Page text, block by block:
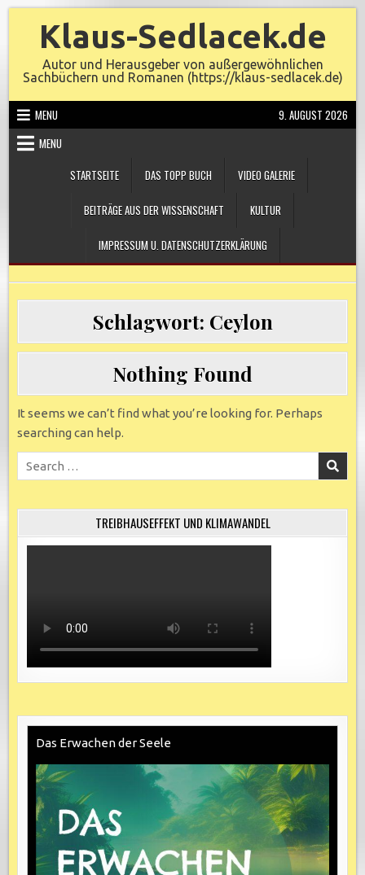
Klaus-Sedlacek.de
Autor und Herausgeber von außergewöhnlichen
Sachbüchern und Romanen (https://klaus-sedlacek.de)
MENU
9. AUGUST 2026
MENU
STARTSEITE
DAS TOPP BUCH VIDEO GALERIE
BEITRÄGE AUS DER WISSENSCHAFT KULTUR
IMPRESSUM U. DATENSCHUTZERKLÄRUNG
Schlagwort: Ceylon
Nothing Found
It seems we can’t find what you’re looking for. Perhaps
searching can help.
Search
for:
TREIBHAUSEFFEKT UND KLIMAWANDEL
Das Erwachen der Seele